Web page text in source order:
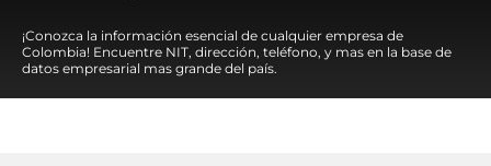
¡Conozca la información esencial de cualquier empresa de
Colombia! Encuentre NIT, dirección, teléfono, y mas en la base de
datos empresarial mas grande del país.